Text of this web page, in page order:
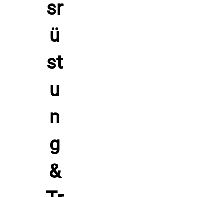
Hersteller: Patrick Teamsport, Belgien 9700 Oudenaarde
Lindestraat 58,